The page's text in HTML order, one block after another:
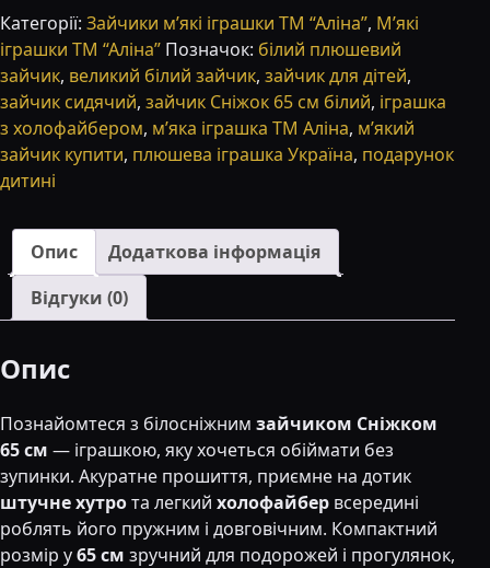
Зайчик
Сніжок
65
Аліна
кількість
Категорії: Зайчики м’які іграшки ТМ “Аліна”, М’які
іграшки ТМ “Аліна” Позначок: білий плюшевий
зайчик, великий білий зайчик, зайчик для дітей,
зайчик сидячий, зайчик Сніжок 65 см білий, іграшка
з холофайбером, м’яка іграшка ТМ Аліна, м’який
зайчик купити, плюшева іграшка Україна, подарунок
дитині
Опис
Додаткова інформація
Відгуки (0)
Опис
Познайомтеся з білосніжним зайчиком Сніжком
65 см — іграшкою, яку хочеться обіймати без
зупинки. Акуратне прошиття, приємне на дотик
штучне хутрота легкий холофайбер всередині
роблять його пружним і довговічним. Компактний
розмір у65 см зручний для подорожей і прогулянок,